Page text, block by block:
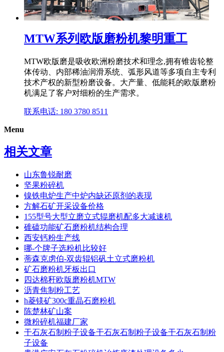
MTW系列欧版磨粉机黎明重工
MTW欧版磨是吸收欧洲粉磨技术和理念,拥有锥齿轮整
体传动、内部稀油润滑系统、弧形风道等多项自主专利
技术产权的新型粉磨设备。大产量、低能耗的欧版磨粉
机满足了客户对细粉的生产需求。
联系电话: 180 3780 8511
Menu
相关文章
山东鲁锐耐磨
坚果粉碎机
镍铁电炉生产中炉内缺还原剂的表现
方解石矿开采设备价格
155型号大型立磨立式辊磨机配多大减速机
碓磕功能矿石磨粉机结构合理
西安钙粉生产线
哪-个牌子选粉机比较好
蒂森克虏伯-双齿辊铝矾土立式磨粉机
矿石磨粉机牙板出口
四达棉秆欧版磨粉机MTW
沥青焦制粉工艺
h菱镁矿300c重晶石磨粉机
陈楚林矿山案
微粉碎机福建厂家
干石灰石制粉子设备干石灰石制粉子设备干石灰石制粉
子设备